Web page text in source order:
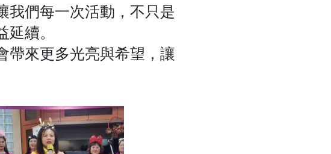
我們每一次活動，不只是
續。
帶來更多光亮與希望，讓